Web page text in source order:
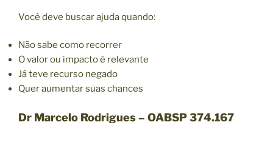
Você deve buscar ajuda quando:
Não sabe como recorrer
O valor ou impacto é relevante
Já teve recurso negado
Quer aumentar suas chances
Dr Marcelo Rodrigues – OABSP 374.167